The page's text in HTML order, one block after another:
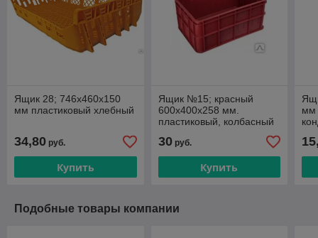
Ящик 28; 746x460x150
мм пластиковый хлебный
34,80 руб.
Купить
Ящик №15; красный
600х400х258 мм.
пластиковый, колбасный
30руб.
Купить
мм
Подобные товары компании